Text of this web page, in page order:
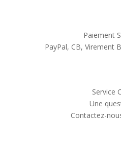
Paiement
PayPal, CB, Virement
Service
Une
Contactez-